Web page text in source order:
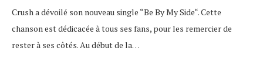
Crush a dévoilé son nouveau single “Be By My Side“. Cette
chanson est dédicacée à tous ses fans, pour les remercier de
rester à ses côtés. Au début de la…